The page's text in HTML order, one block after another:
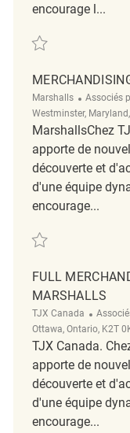
encourage l...
Sauvegarder
Marshalls Catégorie
Associés
Westminster,
MarshallsChez
apporte de
découverte et
d'une équipe
encourage...
Sauvegarder
FULL
MARSHALLS
TJX Canada
Ottawa, Ontario, K2T
TJX Canada.
apporte de
découverte et
d'une équipe
encourage...